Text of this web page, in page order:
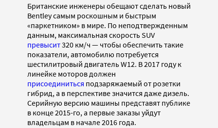
Британские инженеры обещают сделать новый
Bentley самым роскошным и быстрым
«паркетником» в мире. По неподтвержденным
данным, максимальная скорость SUV
превысит320 км/ч — чтобы обеспечить такие
показатели, автомобилю потребуется
шестилитровый двигатель W12. В 2017 году к
линейке моторов должен
присоединиться подзаряжаемый от розетки
гибрид, а в перспективе значится даже дизель.
Серийную версию машины представят публике
в конце 2015-го, а первые заказы уйдут
владельцам в начале 2016 года.